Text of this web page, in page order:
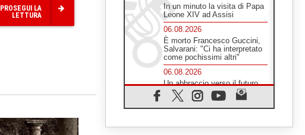
PROSEGUI LA
LETTURA
In un minuto la visita di Papa
Leone XIV ad Assisi
06.08.2026
È morto Francesco Guccini,
Salvarani: "Ci ha interpretato
come pochissimi altri"
06.08.2026
Un abbraccio verso il futuro,
la grande festa del Papa e dei
giovani ad Assisi
Il grazie dei giovani al Papa: